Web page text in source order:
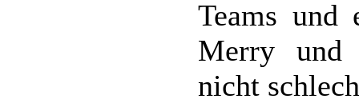
Teams und
Merry und
nicht